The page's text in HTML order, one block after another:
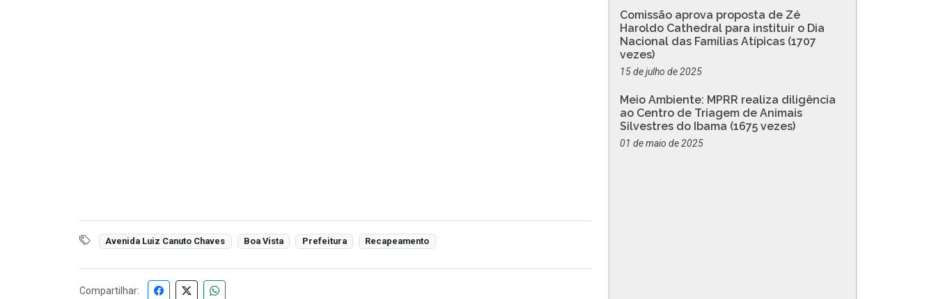
Avenida Luiz Canuto Chaves Boa Vista Prefeitura Recapeamento
Compartilhar:
Comissão aprova proposta de Zé
Haroldo Cathedral para instituir o Dia
Nacional das Famílias Atípicas (1707
vezes)
15 de julho de 2025
Meio Ambiente: MPRR realiza diligência
ao Centro de Triagem de Animais
Silvestres do Ibama (1675 vezes)
01 de maio de 2025